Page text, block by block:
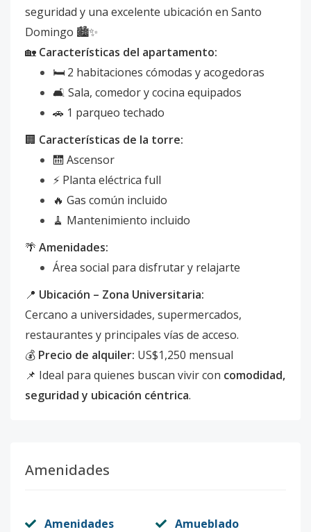
seguridad y una excelente ubicación en Santo
Domingo 🏙️✨
🏡 Características del apartamento:
🛏️ 2 habitaciones cómodas y acogedoras
🛋️ Sala, comedor y cocina equipados
🚗 1 parqueo techado
🏢 Características de la torre:
🛗 Ascensor
⚡ Planta eléctrica full
🔥 Gas común incluido
🧹 Mantenimiento incluido
🌴 Amenidades:
Área social para disfrutar y relajarte
📍 Ubicación – Zona Universitaria:
Cercano a universidades, supermercados,
restaurantes y principales vías de acceso.
💰 Precio de alquiler: US$1,250 mensual
📌 Ideal para quienes buscan vivir con comodidad,
seguridad y ubicación céntrica.
Amenidades
Amenidades Amueblado